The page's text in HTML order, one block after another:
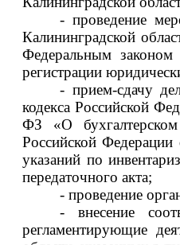
- проведение
Калининградской
Федеральным
регистрации
- прием-сдачу
кодекса Российской
ФЗ «О
Российской
указаний по
передаточного акта;
- проведение
- внесение
регламентирующие